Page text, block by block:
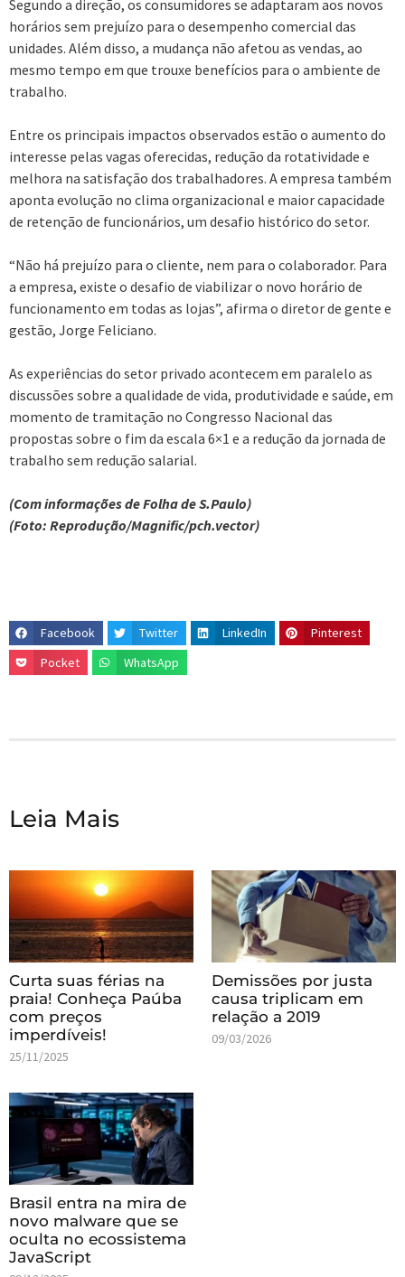
Segundo a direção, os consumidores se adaptaram aos novos
horários sem prejuízo para o desempenho comercial das
unidades. Além disso, a mudança não afetou as vendas, ao
mesmo tempo em que trouxe benefícios para o ambiente de
trabalho.
Entre os principais impactos observados estão o aumento do
interesse pelas vagas oferecidas, redução da rotatividade e
melhora na satisfação dos trabalhadores. A empresa também
aponta evolução no clima organizacional e maior capacidade
de retenção de funcionários, um desafio histórico do setor.
“Não há prejuízo para o cliente, nem para o colaborador. Para
a empresa, existe o desafio de viabilizar o novo horário de
funcionamento em todas as lojas”, afirma o diretor de gente e
gestão, Jorge Feliciano.
As experiências do setor privado acontecem em paralelo as
discussões sobre a qualidade de vida, produtividade e saúde, em
momento de tramitação no Congresso Nacional das
propostas sobre o fim da escala 6×1 e a redução da jornada de
trabalho sem redução salarial.
(Com informações de Folha de S.Paulo)
(Foto: Reprodução/Magnific/pch.vector)
Facebook Twitter LinkedIn
Pinterest
Pocket
WhatsApp
Leia Mais
Curta suas férias na
praia! Conheça Paúba
com preços
imperdíveis!
25/11/2025
Demissões por justa
causa triplicam em
relação a 2019
09/03/2026
Brasil entra na mira de
novo malware que se
oculta no ecossistema
JavaScript